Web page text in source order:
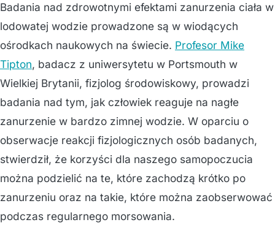
Badania nad zdrowotnymi efektami zanurzenia ciała w
lodowatej wodzie prowadzone są w wiodących
ośrodkach naukowych na świecie. Profesor Mike
Tipton, badacz z uniwersytetu w Portsmouth w
Wielkiej Brytanii, fizjolog środowiskowy, prowadzi
badania nad tym, jak człowiek reaguje na nagłe
zanurzenie w bardzo zimnej wodzie. W oparciu o
obserwacje reakcji fizjologicznych osób badanych,
stwierdził, że korzyści dla naszego samopoczucia
można podzielić na te, które zachodzą krótko po
zanurzeniu oraz na takie, które można zaobserwować
podczas regularnego morsowania.